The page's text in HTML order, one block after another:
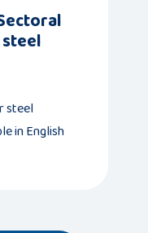
steel
in English